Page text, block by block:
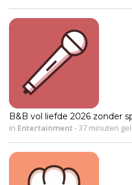
B&B vol liefde 2026 zonder
in Entertainment-37 minuten